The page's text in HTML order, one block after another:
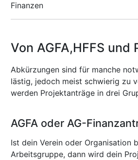
Finanzen
Von AGFA,HFFS und
Abkürzungen sind für manche
lästig, jedoch meist schwierig zu
werden Projektanträge in drei
AGFA oder AG-
Ist dein Verein oder Organisation
Arbeitsgruppe, dann wird dein